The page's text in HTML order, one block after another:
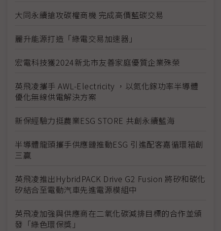
大同永續搶攻碳權商機 完成高價藍碳交易
麗升能源打造「綠電交易加速器」
宏電科技獲2024新北市友善家庭優質企業殊榮
英飛凌攜手 AWL-Electricity ，以氮化鎵功率半導體
優化無線供電解決方案
新保經驗力挺農業ESG STORE 共創永續藍海
半導體龍頭攜手供應鏈推動ESG 引進配客嘉循環箱創
三贏
英飛凌推出HybridPACK Drive G2 Fusion 將矽和碳化
矽結合至電動汽車先進電源模組中
英飛凌加強與供應商在二氧化碳減排目標的合作並頒
發「綠色環保獎」